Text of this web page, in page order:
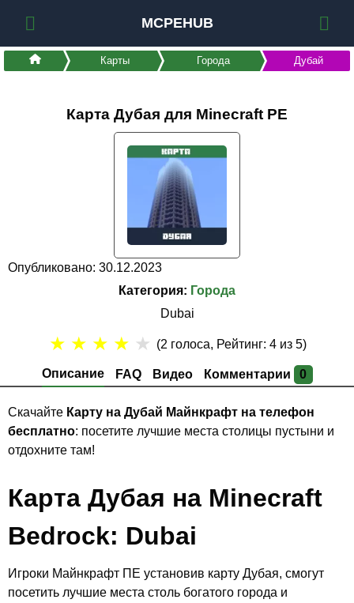
MCPEHUB
Карты Города Дубай
Карта Дубая для Minecraft PE
Опубликовано: 30.12.2023
Категория: Города
Dubai
Описание FAQ Видео Комментарии 0
★ ★ ★ ★ ★ (2 голоса, Рейтинг: 4из 5)
Скачайте Карту на Дубай Майнкрафт на телефон
бесплатно: посетите лучшие места столицы пустыни и
отдохните там!
Карта Дубая на Minecraft
Bedrock: Dubai
Игроки Майнкрафт ПЕ установив карту Дубая, смогут
посетить лучшие места столь богатого города и